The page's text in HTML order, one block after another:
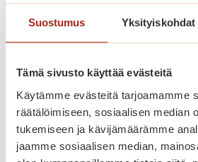
Suostumus Yksityiskohdat
Tämä sivusto käyttää evästeitä
Käytämme evästeitä tarjoamamme
räätälöimiseen, sosiaalisen median
tukemiseen ja kävijämäärämme
jaamme sosiaalisen median,
Kodinomaisessa ja
palvelutalossa on 207
omassa kodissasi, jonka
mieleiseksesi. Kaikissa
senioriasunnoissa on
pohjaratkaisu,
esteetön kylpyhuone ja